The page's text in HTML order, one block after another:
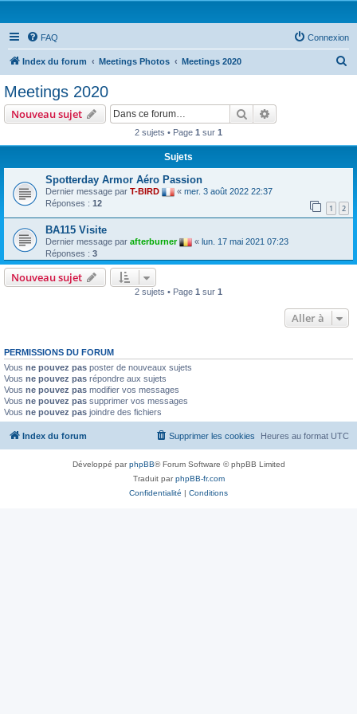
FAQ Connexion
Index du forum Meetings Photos Meetings 2020
e
Meetings 2020
Nouveau sujet Rechercher
2 sujets • Page 1 sur 1
Sujets
Spotterday Armor Aéro Passion
Dernier message par T-BIRD « mer. 3 août 2022 22:37
Réponses : 12 1 2
BA115 Visite
Dernier message par afterburner « lun. 17 mai 2021 07:23
Réponses : 3
Nouveau sujet
2 sujets • Page 1 sur 1
Aller à
PERMISSIONS DU FORUM
Vous ne pouvez pas poster de nouveaux sujets
Vous ne pouvez pas répondre aux sujets
Vous ne pouvez pas modifier vos messages
Vous ne pouvez pas supprimer vos messages
Vous ne pouvez pas joindre des fichiers
Index du forum Heures au format UTC
Supprimer les cookies
Développé parphpBB® Forum Software © phpBB Limited
Traduit parphpBB-fr.com
Confidentialité | Conditions